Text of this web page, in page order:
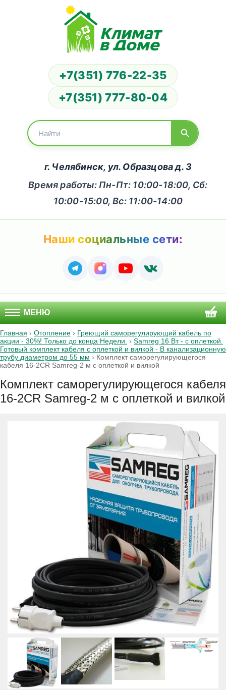
+7(351) 776-22-35
+7(351) 777-80-04
г. Челябинск, ул. Образцова д. 3
Время работы: Пн-Пт: 10:00-18:00, Сб:
10:00-15:00, Вс: 11:00-14:00
Наши социальные сети:
МЕНЮ
Главная › Отопление › Греющий саморегулирующий кабель по
акции - 30%! Только до конца Недели.
› Samreg 16 Вт - с оплеткой.
Готовый комплект кабеля с оплеткой и вилкой - В канализационную
трубу диаметром до 55 мм › Комплект саморегулирующегося
кабеля 16-2CR Samreg-2 м c оплеткой и вилкой
Комплект саморегулирующегося кабеля
16-2CR Samreg-2 м c оплеткой и вилкой